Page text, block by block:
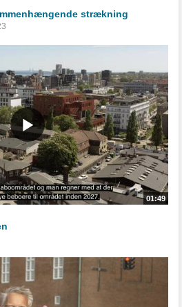
strækning
01:49